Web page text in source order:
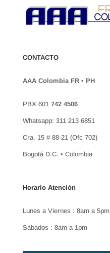
CONTACTO
AAA Colombia FR • PH
PBX 601 742 4506
Whatsapp: 311 213 6851
Cra. 15 # 88-21 (Ofc 702)
Bogotá D.C. • Colombia
Horario Atención
Lunes a Viernes : 8am a 5pm
Sábados : 8am a 1pm